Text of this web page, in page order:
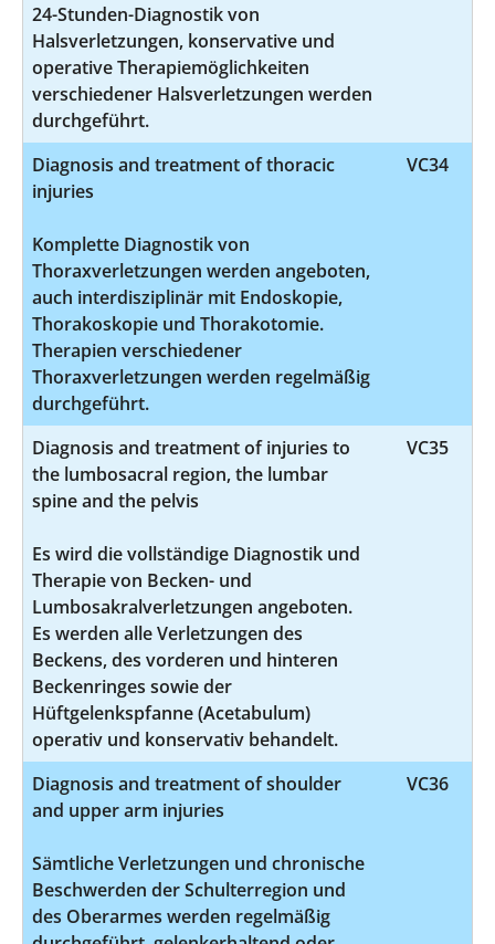
24-Stunden-Diagnostik von
Halsverletzungen, konservative und
operative Therapiemöglichkeiten
verschiedener Halsverletzungen werden
durchgeführt.
Diagnosis and treatment of thoracic
injuries
Komplette Diagnostik von
Thoraxverletzungen werden angeboten,
auch interdisziplinär mit Endoskopie,
Thorakoskopie und Thorakotomie.
Therapien verschiedener
Thoraxverletzungen werden regelmäßig
durchgeführt.
VC34
Diagnosis and treatment of injuries to
the lumbosacral region, the lumbar
spine and the pelvis
Es wird die vollständige Diagnostik und
Therapie von Becken- und
Lumbosakralverletzungen angeboten.
Es werden alle Verletzungen des
Beckens, des vorderen und hinteren
Beckenringes sowie der
Hüftgelenkspfanne (Acetabulum)
operativ und konservativ behandelt.
VC35
Diagnosis and treatment of shoulder
and upper arm injuries
Sämtliche Verletzungen und chronische
Beschwerden der Schulterregion und
des Oberarmes werden regelmäßig
VC36